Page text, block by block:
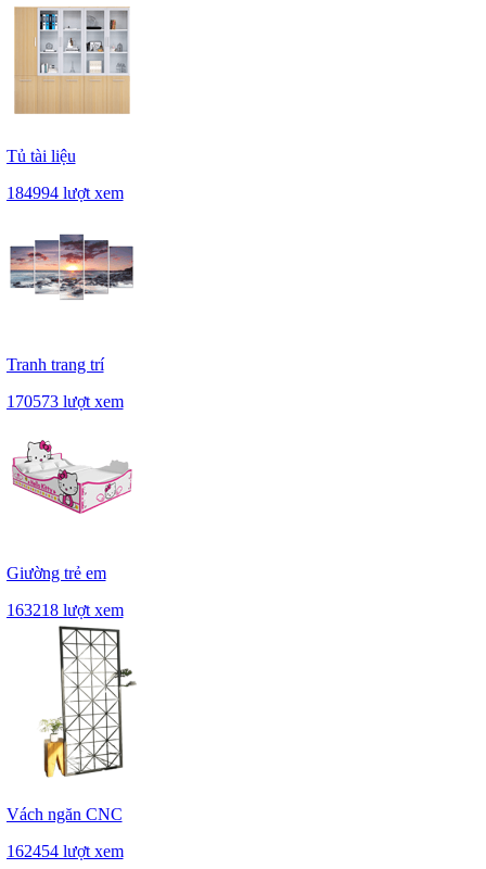
Tủ tài liệu
184994 lượt xem
Tranh trang trí
170573 lượt xem
Giường trẻ em
163218 lượt xem
Vách ngăn CNC
162454 lượt xem